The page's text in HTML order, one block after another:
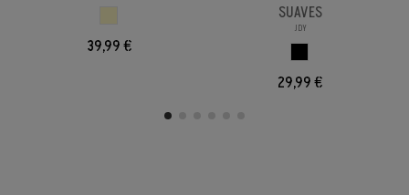
39,99 €
SUAVES
JDY
29,99 €